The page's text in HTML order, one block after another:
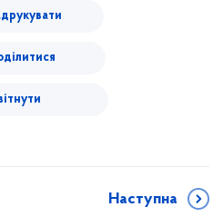
Наступна